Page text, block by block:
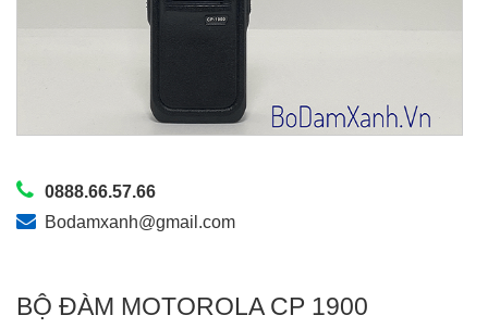
0888.66.57.66
Bodamxanh@gmail.com
BỘ ĐÀM MOTOROLA CP 1900